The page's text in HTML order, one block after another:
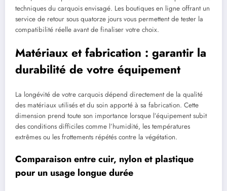
techniques du carquois envisagé. Les boutiques en ligne offrant un
service de retour sous quatorze jours vous permettent de tester la
compatibilité réelle avant de finaliser votre choix.
Matériaux et fabrication : garantir la
durabilité de votre équipement
La longévité de votre carquois dépend directement de la qualité
des matériaux utilisés et du soin apporté à sa fabrication. Cette
dimension prend toute son importance lorsque l’équipement subit
des conditions difficiles comme l’humidité, les températures
extrêmes ou les frottements répétés contre la végétation.
Comparaison entre cuir, nylon et plastique
pour un usage longue durée